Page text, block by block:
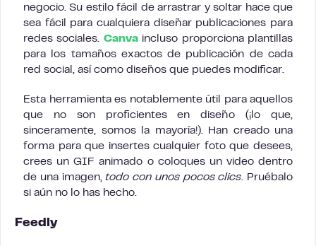
negocio. Su estilo fácil de arrastrar y soltar hace que
sea fácil para cualquiera diseñar publicaciones para
redes sociales. Canvaincluso proporciona plantillas
para los tamaños exactos de publicación de cada
red social, así como diseños que puedes modificar.
Esta herramienta es notablemente útil para aquellos
que no son proficientes en diseño (¡lo que,
sinceramente, somos la mayoría!). Han creado una
forma para que insertes cualquier foto que desees,
crees un GIF animado o coloques un video dentro
de una imagen, todo con unos pocos clics. Pruébalo
si aún no lo has hecho.
Feedly